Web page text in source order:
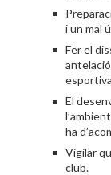
i un mal
Fer el
El
ha
Vigilar
club.